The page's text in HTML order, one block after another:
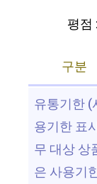
평점
구분
유통기한 (
용기한 표
무 대상 상
은 사용기